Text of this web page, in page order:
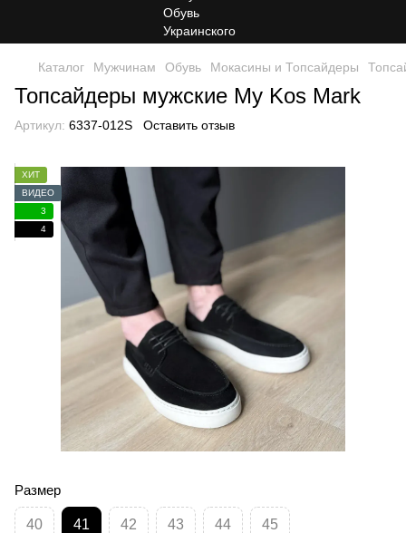
Каталог Мужчинам Обувь Мокасины и Топсайдеры
Топсайдеры мужские My Kos Mark
Артикул: 6337-012S Оставить отзыв
ХИТ
ВИДЕО
3
4
Размер
40 41 42 43 44 45